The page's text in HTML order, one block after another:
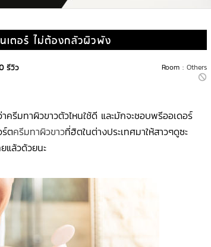
เตอร์ ไม่ต้องกลัวผิวพัง
Room : Others
รีวิว
รีมทาผิวขาวตัวไหนใช้ดี และมักจะชอบพรีออเดอร์
ร์ตครีมทาผิวขาวที่ฮิตในต่างประเทศมาให้สาวๆดูซะ
แล้วด้วยนะ